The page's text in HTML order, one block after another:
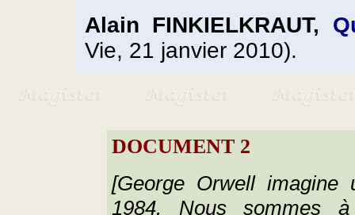
Alain FINKIELKRAUT,
Vie, 21 janvier 2010).
DOCUMENT 2
[George Orwell
1984. Nous sommes